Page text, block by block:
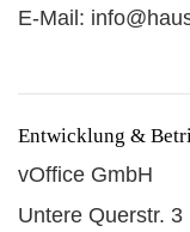
E-Mail:
Entwicklung &
vOffice GmbH
Untere Querstr. 3